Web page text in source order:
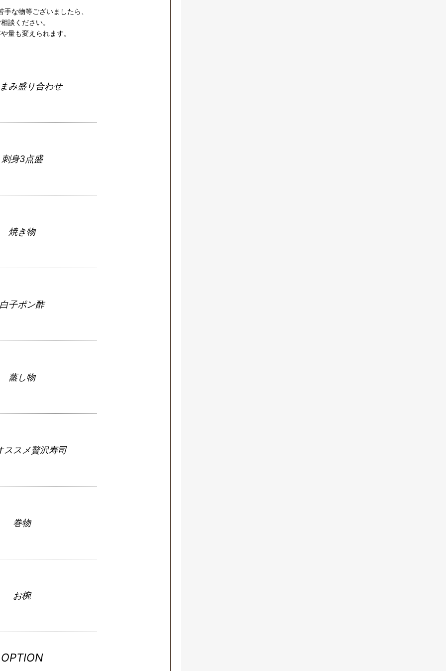
手な物等ございましたら、
談ください。
量も変えられます。
み盛り合わせ
刺身3点盛
焼き物
白子ポン酢
蒸し物
ススメ贅沢寿司
巻物
お椀
OPTION